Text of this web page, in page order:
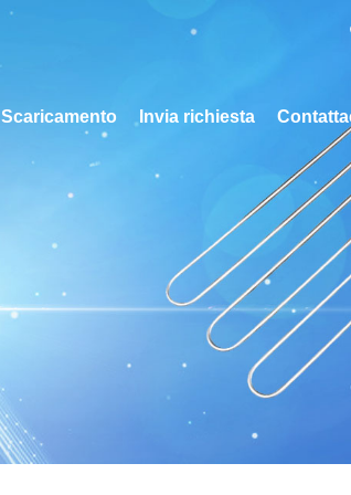
Scaricamento Invia richiesta